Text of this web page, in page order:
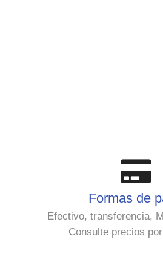
Formas de
Efectivo, transferencia,
Consulte precios